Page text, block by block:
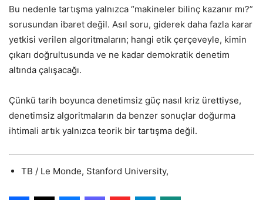
Bu nedenle tartışma yalnızca “makineler bilinç kazanır mı?”
sorusundan ibaret değil. Asıl soru, giderek daha fazla karar
yetkisi verilen algoritmaların; hangi etik çerçeveyle, kimin
çıkarı doğrultusunda ve ne kadar demokratik denetim
altında çalışacağı.
Çünkü tarih boyunca denetimsiz güç nasıl kriz ürettiyse,
denetimsiz algoritmaların da benzer sonuçlar doğurma
ihtimali artık yalnızca teorik bir tartışma değil.
TB / Le Monde, Stanford University,